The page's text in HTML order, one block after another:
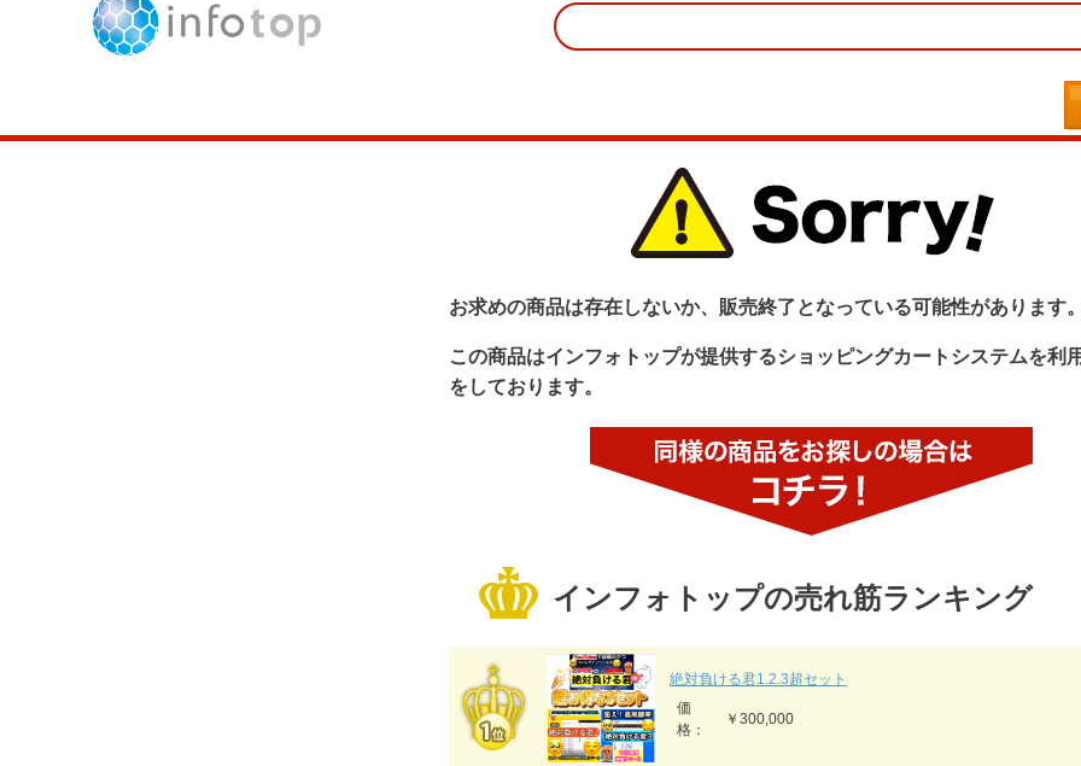
お求めの商品は存在しないか、販売終了となっている可能性があります
この商品はインフォトップが提供するショッピングカートシステムを利
をしております。
インフォトップの売れ筋ランキング
絶対負ける君1.2.3超セット
価
格：
￥300,000